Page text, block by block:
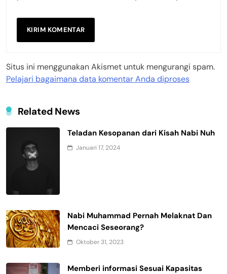
Situs ini menggunakan Akismet untuk mengurangi spam.
Pelajari bagaimana data komentar Anda diproses
Related News
Teladan Kesopanan dari Kisah Nabi Nuh
Januari 17, 2024
Nabi Muhammad Pernah Melaknat Dan
Mencaci Seseorang?
Oktober 31, 2023
Memberi informasi Sesuai Kapasitas